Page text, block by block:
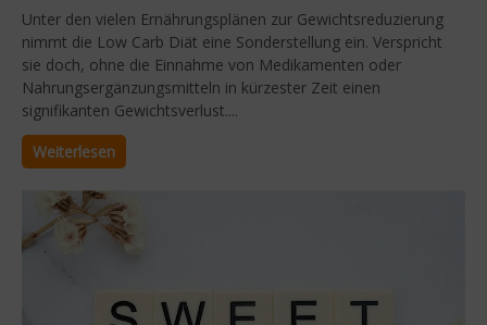
Unter den vielen Ernährungsplänen zur Gewichtsreduzierung
nimmt die Low Carb Diät eine Sonderstellung ein. Verspricht
sie doch, ohne die Einnahme von Medikamenten oder
Nahrungsergänzungsmitteln in kürzester Zeit einen
signifikanten Gewichtsverlust....
Weiterlesen